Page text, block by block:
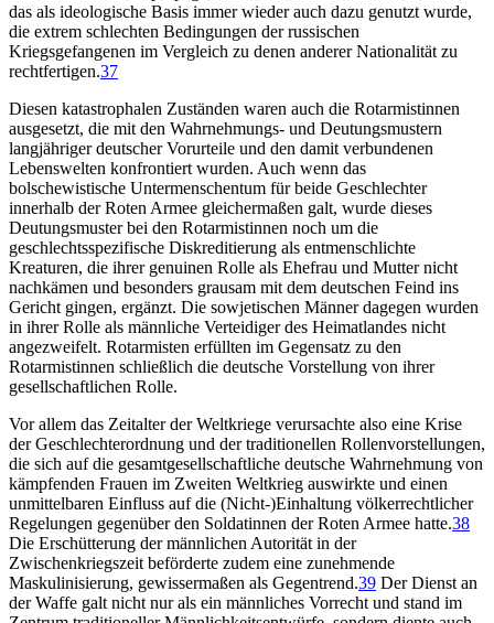
das als ideologische Basis immer wieder auch dazu genutzt wurde,
die extrem schlechten Bedingungen der russischen
Kriegsgefangenen im Vergleich zu denen anderer Nationalität zu
rechtfertigen.37
Diesen katastrophalen Zuständen waren auch die Rotarmistinnen
ausgesetzt, die mit den Wahrnehmungs- und Deutungsmustern
langjähriger deutscher Vorurteile und den damit verbundenen
Lebenswelten konfrontiert wurden. Auch wenn das
bolschewistische Untermenschentum für beide Geschlechter
innerhalb der Roten Armee gleichermaßen galt, wurde dieses
Deutungsmuster bei den Rotarmistinnen noch um die
geschlechtsspezifische Diskreditierung als entmenschlichte
Kreaturen, die ihrer genuinen Rolle als Ehefrau und Mutter nicht
nachkämen und besonders grausam mit dem deutschen Feind ins
Gericht gingen, ergänzt. Die sowjetischen Männer dagegen wurden
in ihrer Rolle als männliche Verteidiger des Heimatlandes nicht
angezweifelt. Rotarmisten erfüllten im Gegensatz zu den
Rotarmistinnen schließlich die deutsche Vorstellung von ihrer
gesellschaftlichen Rolle.
Vor allem das Zeitalter der Weltkriege verursachte also eine Krise
der Geschlechterordnung und der traditionellen Rollenvorstellungen,
die sich auf die gesamtgesellschaftliche deutsche Wahrnehmung von
kämpfenden Frauen im Zweiten Weltkrieg auswirkte und einen
unmittelbaren Einfluss auf die (Nicht-)Einhaltung völkerrechtlicher
Regelungen gegenüber den Soldatinnen der Roten Armee hatte.38
Die Erschütterung der männlichen Autorität in der
Zwischenkriegszeit beförderte zudem eine zunehmende
Maskulinisierung, gewissermaßen als Gegentrend.39 Der Dienst an
der Waffe galt nicht nur als ein männliches Vorrecht und stand im